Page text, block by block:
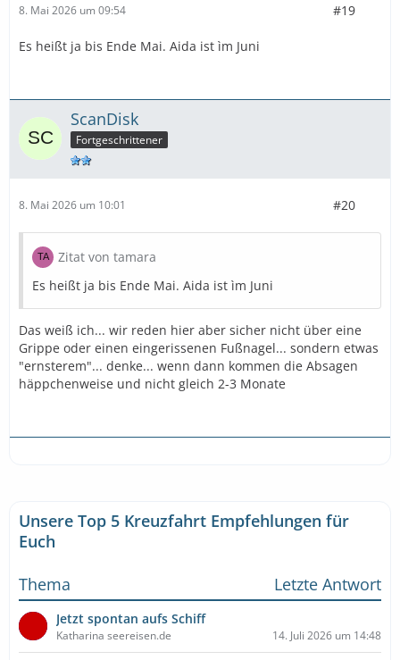
8. Mai 2026 um 09:54 #19
Es heißt ja bis Ende Mai. Aida ist ìm Juni
ScanDisk
Fortgeschrittener
8. Mai 2026 um 10:01 #20
Zitat von tamara
Es heißt ja bis Ende Mai. Aida ist ìm Juni
Das weiß ich... wir reden hier aber sicher nicht über eine
Grippe oder einen eingerissenen Fußnagel... sondern etwas
"ernsterem"... denke... wenn dann kommen die Absagen
häppchenweise und nicht gleich 2-3 Monate
Unsere Top 5 Kreuzfahrt Empfehlungen für
Euch
Thema
Letzte Antwort
Jetzt spontan aufs Schiff
Katharina seereisen.de 14. Juli 2026 um 14:48